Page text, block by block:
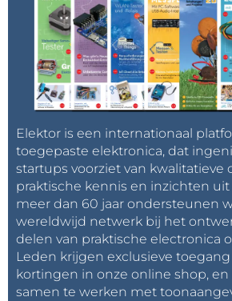
Elektor is een internationaal
toegepaste elektronica, dat
startups voorziet van kwalitatieve
praktische kennis en inzichten uit
meer dan 60 jaar ondersteunen
wereldwijd netwerk bij het
delen van praktische electronica
Leden krijgen exclusieve
kortingen in onze online shop,
samen te werken met